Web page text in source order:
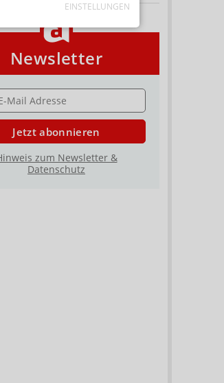
EINSTELLUNGEN
Newsletter
Jetzt abonnieren
zum Newsletter &
Datenschutz